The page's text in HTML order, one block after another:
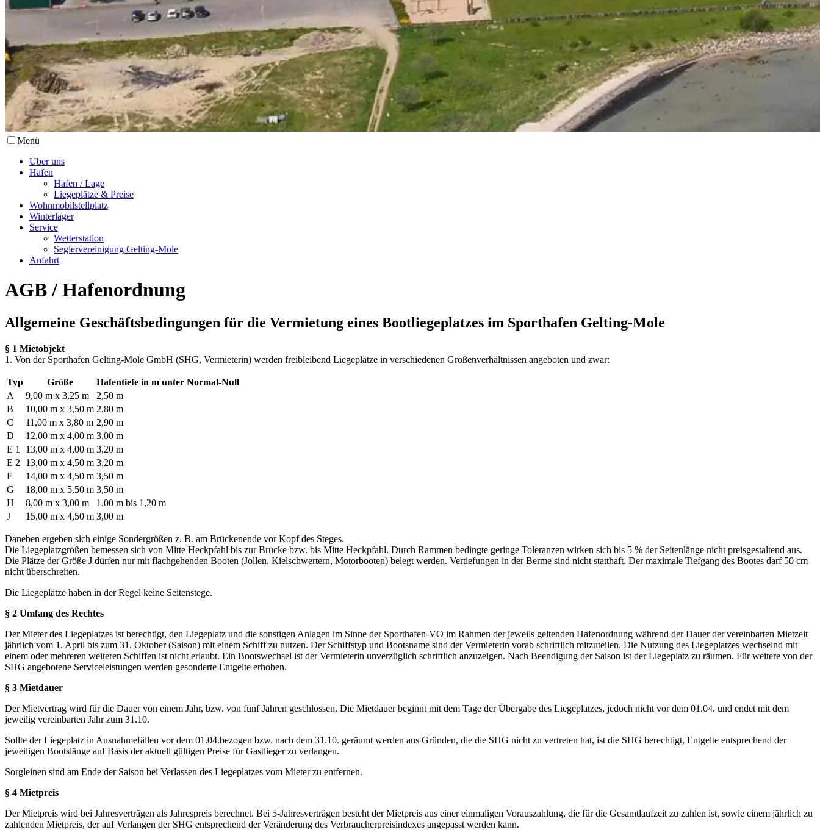
Menü
Über uns
Hafen
Hafen / Lage
Liegeplätze & Preise
Wohnmobilstellplatz
Winterlager
Service
Wetterstation
Seglervereinigung Gelting-Mole
Anfahrt
AGB / Hafenordnung
Allgemeine Geschäftsbedingungen für die Vermietung eines Bootliegeplatzes im Sporthafen Gelting-Mole
§ 1 Mietobjekt
1. Von der Sporthafen Gelting-Mole GmbH (SHG, Vermieterin) werden freibleibend Liegeplätze in verschiedenen Größenverhältnissen angeboten und zwar:
Typ Größe
Hafentiefe in m unter Normal-Null
A
9,00 m x 3,25 m
2,50 m
B
10,00 m x 3,50 m 2,80 m
C
11,00 m x 3,80 m 2,90 m
D
12,00 m x 4,00 m 3,00 m
E 1
13,00 m x 4,00 m 3,20 m
E 2
13,00 m x 4,50 m 3,20 m
F
14,00 m x 4,50 m 3,50 m
G
18,00 m x 5,50 m 3,50 m
H
8,00 m x 3,00 m
1,00 m bis 1,20 m
J
15,00 m x 4,50 m 3,00 m
Daneben ergeben sich einige Sondergrößen z. B. am Brückenende vor Kopf des Steges.
Die Liegeplatzgrößen bemessen sich von Mitte Heckpfahl bis zur Brücke bzw. bis Mitte Heckpfahl. Durch Rammen bedingte geringe Toleranzen wirken sich bis 5 % der Seitenlänge nicht preisgestaltend aus.
Die Plätze der Größe J dürfen nur mit flachgehenden Booten (Jollen, Kiel­schwer­tern, Motorbooten) belegt werden. Vertiefungen in der Berme sind nicht statthaft. Der maximale Tiefgang des Bootes darf 50 cm
nicht überschreiten.
Die Liegeplätze haben in der Regel keine Seitenstege.
§ 2 Umfang des Rechtes
Der Mieter des Liegeplatzes ist berechtigt, den Liegeplatz und die sonstigen Anlagen im Sinne der Sporthafen-VO im Rahmen der jeweils geltenden Hafenordnung während der Dauer der vereinbarten Mietzeit
jährlich vom 1. April bis zum 31. Oktober (Saison) mit einem Schiff zu nutzen. Der Schiffstyp und Bootsname sind der Vermieterin vorab schriftlich mitzuteilen. Die Nutzung des Liegeplatzes wechselnd mit
einem oder mehreren weiteren Schiffen ist nicht erlaubt. Ein Bootswechsel ist der Vermieterin unverzüglich schriftlich anzuzeigen. Nach Beendigung der Saison ist der Liegeplatz zu räumen. Für weitere von der
SHG angebotene Serviceleistungen werden gesonderte Entgelte erhoben.
§ 3 Mietdauer
Der Mietvertrag wird für die Dauer von einem Jahr, bzw. von fünf Jahren geschlossen. Die Mietdauer beginnt mit dem Tage der Übergabe des Liege­platzes, jedoch nicht vor dem 01.04. und endet mit dem
jeweilig vereinbarten Jahr zum 31.10.
Sollte der Liegeplatz in Ausnahmefällen vor dem 01.04.bezogen bzw. nach dem 31.10. geräumt werden aus Gründen, die die SHG nicht zu vertreten hat, ist die SHG berechtigt, Entgelte entsprechend der
jeweiligen Bootslänge auf Basis der aktuell gültigen Preise für Gastlieger zu verlangen.
Sorgleinen sind am Ende der Saison bei Verlassen des Liegeplatzes vom Mieter zu entfernen.
§ 4 Mietpreis
Der Mietpreis wird bei Jahresverträgen als Jahrespreis berechnet. Bei 5-Jahresverträgen besteht der Mietpreis aus einer einmaligen Vorauszahlung, die für die Gesamtlaufzeit zu zahlen ist, sowie einem jährlich zu
zahlenden Mietpreis, der auf Verlangen der SHG entsprechend der Veränderung des Verbraucherpreisindexes angepasst werden kann.